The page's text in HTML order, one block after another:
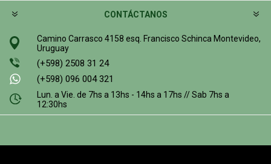
CONTÁCTANOS
Camino Carrasco 4158 esq. Francisco Schinca Montevideo,
Uruguay
(+598) 2508 31 24
(+598) 096 004 321
Lun. a Vie. de 7hs a 13hs - 14hs a 17hs // Sab 7hs a
12:30hs